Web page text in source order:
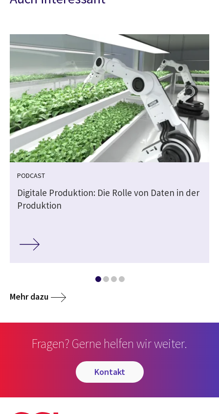
PODCAST
Digitale Produktion: Die Rolle von Daten in der
Produktion
Mehr dazu
Fragen? Gerne helfen wir weiter.
kontakt